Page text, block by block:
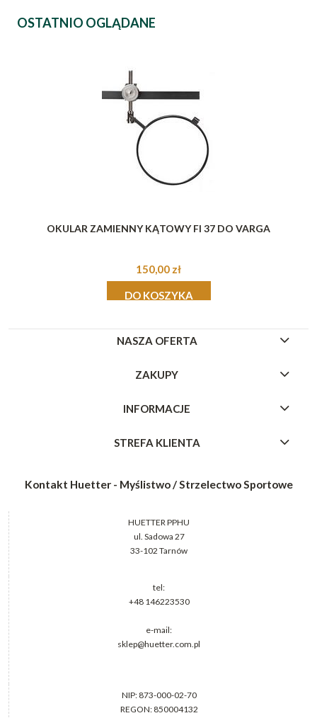
OSTATNIO OGLĄDANE
OKULAR ZAMIENNY KĄTOWY FI 37 DO VARGA
150,00 zł
DO KOSZYKA
NASZA OFERTA
ZAKUPY
INFORMACJE
STREFA KLIENTA
Kontakt Huetter - Myślistwo / Strzelectwo Sportowe
HUETTER PPHU
ul. Sadowa 27
33-102 Tarnów
tel:
+48 146223530
e-mail:
sklep@huetter.com.pl
NIP: 873-000-02-70
REGON: 850004132